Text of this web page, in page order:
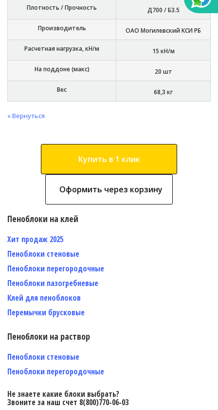
Плотность / Прочность Д700 / Б3.5
Производитель ОАО Могилевский КСИ РБ
Расчетная нагрузка, кН/м 15 кН/м
На поддоне (макс) 20 шт
Вес 68,3 кг
« Вернуться
Купить в 1 клик
Оформить через корзину
Пеноблоки на клей
Хит продаж 2025
Пеноблоки стеновые
Пеноблоки перегородочные
Пеноблоки пазогребневые
Клей для пеноблоков
Перемычки брусковые
Пеноблоки на раствор
Пеноблоки стеновые
Пеноблоки перегородочные
Не знаете какие блоки выбрать?
Звоните за наш счет 8(800)770-06-03